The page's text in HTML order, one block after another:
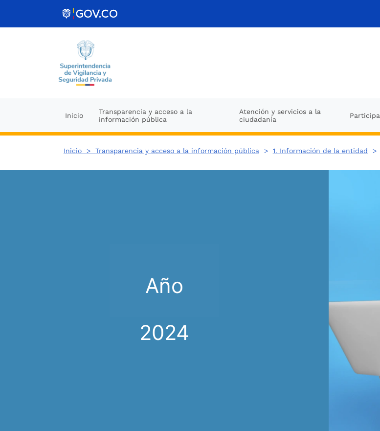
Inicio
Transparencia y acceso a la
información pública
Atención y servicios a la
ciudadanía
Participa
Inicio > Transparencia y acceso a la información pública > 1. Información de la entidad >
Año
2024